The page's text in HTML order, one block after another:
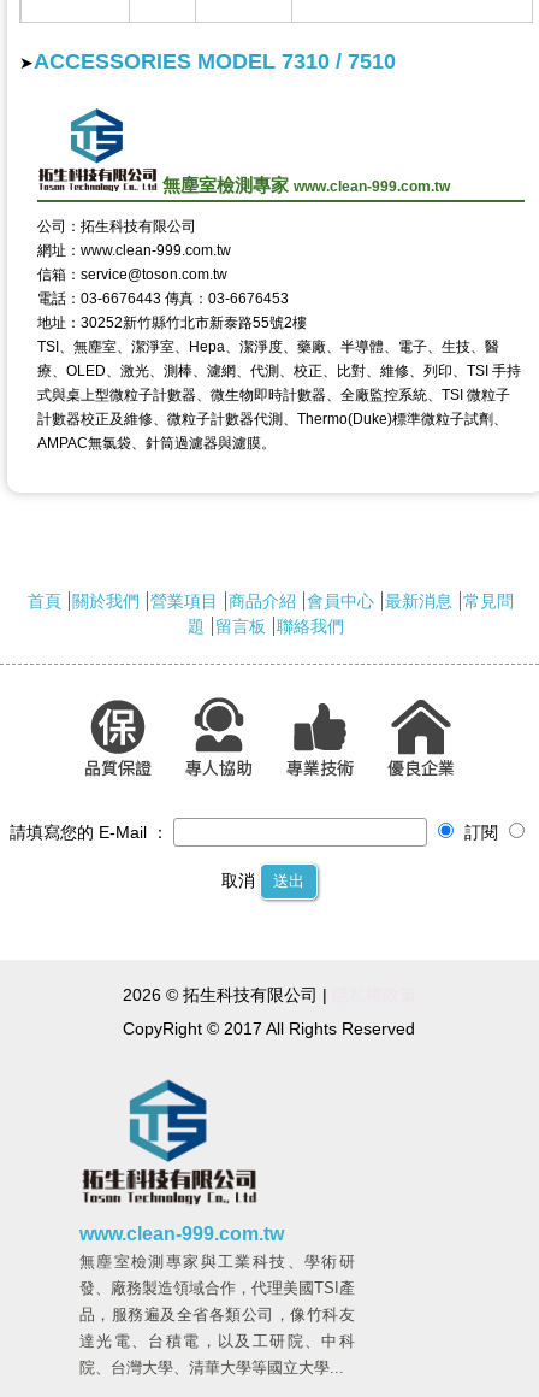
➤ACCESSORIES MODEL 7310 / 7510
無塵室檢測專家 www.clean-999.com.tw
公司：拓生科技有限公司
網址：www.clean-999.com.tw
信箱：service@toson.com.tw
電話：03-6676443 傳真：03-6676453
地址：30252新竹縣竹北市新泰路55號2樓
TSI、無塵室、潔淨室、Hepa、潔淨度、藥廠、半導體、電子、生技、醫
療、OLED、激光、測棒、濾網、代測、校正、比對、維修、列印、TSI 手持
式與桌上型微粒子計數器、微生物即時計數器、全廠監控系統、TSI 微粒子
計數器校正及維修、微粒子計數器代測、Thermo(Duke)標準微粒子試劑、
AMPAC無氯袋、針筒過濾器與濾膜。
首頁 關於我們 營業項目 商品介紹 會員中心 最新消息
常見問
題
留言板 聯絡我們
請填寫您的 E-Mail ： 訂閱
取消 送出
2026 © 拓生科技有限公司 |
CopyRight © 2017 All Rights Reserved
www.clean-999.com.tw
無塵室檢測專家與工業科技、學術研
發、廠務製造領域合作，代理美國TSI產
品，服務遍及全省各類公司，像竹科友
達光電、台積電，以及工研院、中科
院、台灣大學、清華大學等國立大學...